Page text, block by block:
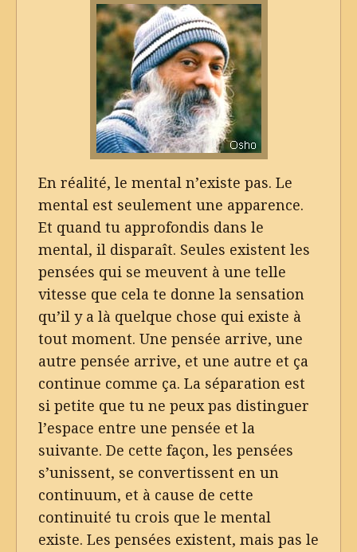
En réalité, le mental n’existe pas. Le
mental est seulement une apparence.
Et quand tu approfondis dans le
mental, il disparaît. Seules existent les
pensées qui se meuvent à une telle
vitesse que cela te donne la sensation
qu’il y a là quelque chose qui existe à
tout moment. Une pensée arrive, une
autre pensée arrive, et une autre et ça
continue comme ça. La séparation est
si petite que tu ne peux pas distinguer
l’espace entre une pensée et la
suivante. De cette façon, les pensées
s’unissent, se convertissent en un
continuum, et à cause de cette
continuité tu crois que le mental
existe. Les pensées existent, mais pas le